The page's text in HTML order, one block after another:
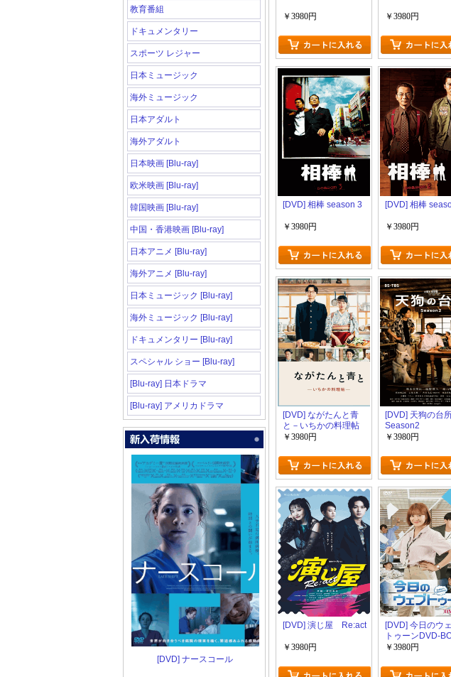
教育番組
ドキュメンタリー
スポーツ レジャー
日本ミュージック
海外ミュージック
日本アダルト
海外アダルト
日本映画 [Blu-ray]
欧米映画 [Blu-ray]
韓国映画 [Blu-ray]
中国・香港映画 [Blu-ray]
日本アニメ [Blu-ray]
海外アニメ [Blu-ray]
日本ミュージック [Blu-ray]
海外ミュージック [Blu-ray]
ドキュメンタリー [Blu-ray]
スペシャル ショー [Blu-ray]
[Blu-ray] 日本ドラマ
[Blu-ray] アメリカドラマ
[DVD] ナースコール
￥3980円 ￥3980円
[DVD] 相棒 season 3
￥3980円
[DVD] 相棒
￥3980円
[DVD] ながたんと青
と－いちかの料理帖
－
￥3980円
[DVD] 天狗の台
Season2
￥3980円
[DVD] 演じ屋 Re:act
￥3980円
[DVD] 今日のウ
トゥーンDVD-
￥3980円